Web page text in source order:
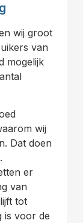
wij groot
van
mogelijk
wij
Dat doen
er
van
tot
is voor de